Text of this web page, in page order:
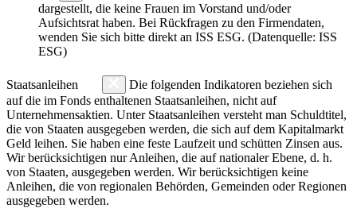
dargestellt, die keine Frauen im Vorstand und/oder
Aufsichtsrat haben. Bei Rückfragen zu den Firmendaten,
wenden Sie sich bitte direkt an ISS ESG. (Datenquelle: ISS
ESG)
Staatsanleihen
Die folgenden Indikatoren beziehen sich
auf die im Fonds enthaltenen Staatsanleihen, nicht auf
Unternehmensaktien. Unter Staatsanleihen versteht man Schuldtitel,
die von Staaten ausgegeben werden, die sich auf dem Kapitalmarkt
Geld leihen. Sie haben eine feste Laufzeit und schütten Zinsen aus.
Wir berücksichtigen nur Anleihen, die auf nationaler Ebene, d. h.
von Staaten, ausgegeben werden. Wir berücksichtigen keine
Anleihen, die von regionalen Behörden, Gemeinden oder Regionen
ausgegeben werden.